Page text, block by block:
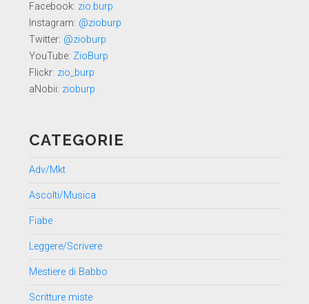
Facebook: zio.burp
Instagram: @zioburp
Twitter: @zioburp
YouTube: ZioBurp
Flickr: zio_burp
aNobii: zioburp
CATEGORIE
Adv/Mkt
Ascolti/Musica
Fiabe
Leggere/Scrivere
Mestiere di Babbo
Scritture miste